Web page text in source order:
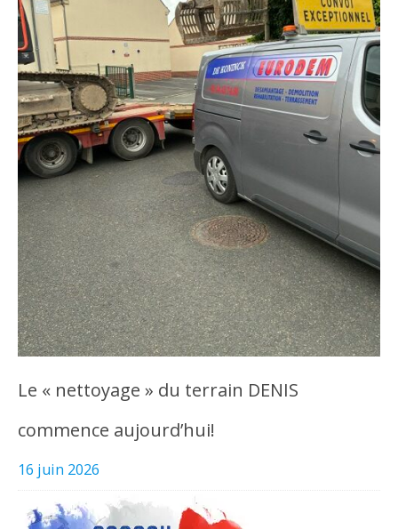
Le « nettoyage » du terrain DENIS
commence aujourd’hui!
16 juin 2026